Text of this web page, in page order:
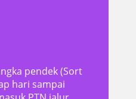
pendek (Sort
hari sampai